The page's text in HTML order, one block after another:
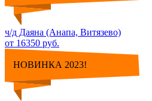
ч/д Даяна (Анапа, Витязево)
от 16350 руб.
НОВИНКА 2023!